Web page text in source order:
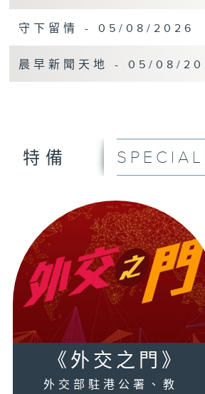
守下留情 - 05/08/2026
晨早新聞天地 - 05/08/
特備
《外交之門》
外交部駐港公署、教